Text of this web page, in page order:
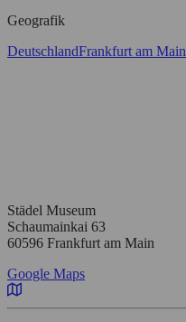
Geografik
DeutschlandFrankfurt am Main
Städel Museum
Schaumainkai 63
60596 Frankfurt am Main
Google Maps